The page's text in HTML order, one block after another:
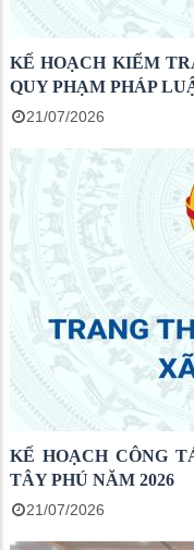
KẾ HOẠCH KIỂM
QUY PHẠM PHÁP
21/07/2026
KẾ HOẠCH CÔNG
TÂY PHÚ NĂM 2026
21/07/2026